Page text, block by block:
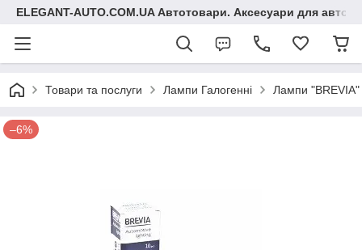
ELEGANT-AUTO.COM.UA Автотовари. Аксесуари для авто
Товари та послуги Лампи Галогенні Лампи "BREVIA"
–6%